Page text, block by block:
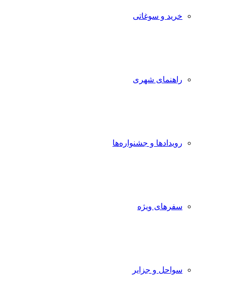
خرید و سوغاتی
راهنمای شهری
رویدادها و جشنواره‌ها
سفرهای ویژه
سواحل و جزایر